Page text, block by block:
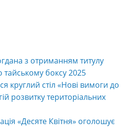
з отриманням титулу
боксу 2025
круглий стіл «Нові вимоги до
розвитку територіальних
«Десяте Квітня» оголошує